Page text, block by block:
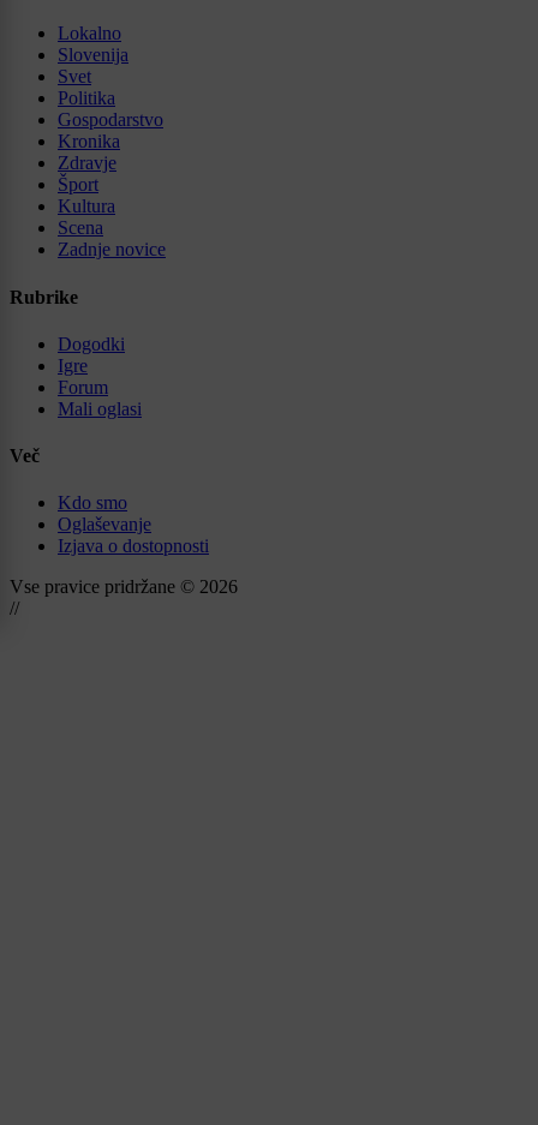
Lokalno
Slovenija
Svet
Politika
Gospodarstvo
Kronika
Zdravje
Šport
Kultura
Scena
Zadnje novice
Rubrike
Dogodki
Igre
Forum
Mali oglasi
Več
Kdo smo
Oglaševanje
Izjava o dostopnosti
Vse pravice pridržane © 2026
//